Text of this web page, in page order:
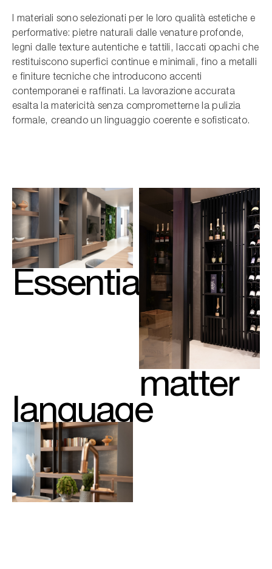
I materiali sono selezionati per le loro qualità estetiche e
performative: pietre naturali dalle venature profonde,
legni dalle texture autentiche e tattili, laccati opachi che
restituiscono superfici continue e minimali, fino a metalli
e finiture tecniche che introducono accenti
contemporanei e raffinati. La lavorazione accurata
esalta la matericità senza comprometterne la pulizia
formale, creando un linguaggio coerente e sofisticato.
Essential,
matter
language